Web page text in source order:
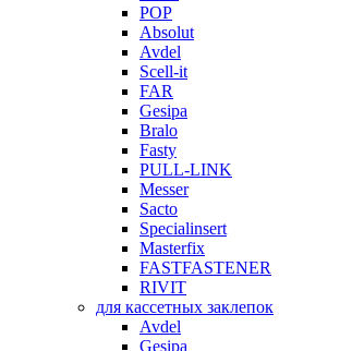
POP
Absolut
Avdel
Scell-it
FAR
Gesipa
Bralo
Fasty
PULL-LINK
Messer
Sacto
Specialinsert
Masterfix
FASTFASTENER
RIVIT
для кассетных заклепок
Avdel
Gesipa